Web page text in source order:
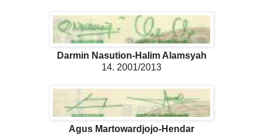
Darmin Nasution-Halim Alamsyah
14. 2001/2013
Agus Martowardjojo-Hendar